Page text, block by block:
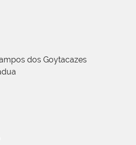
dos Goytacazes